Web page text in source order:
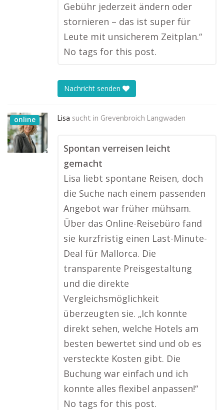
Gebühr jederzeit ändern oder
stornieren – das ist super für
Leute mit unsicherem Zeitplan.“
No tags for this post.
Nachricht senden
online Lisa sucht in Grevenbroich Langwaden
Spontan verreisen leicht
gemacht
Lisa liebt spontane Reisen, doch
die Suche nach einem passenden
Angebot war früher mühsam.
Über das Online-Reisebüro fand
sie kurzfristig einen Last-Minute-
Deal für Mallorca. Die
transparente Preisgestaltung
und die direkte
Vergleichsmöglichkeit
überzeugten sie. „Ich konnte
direkt sehen, welche Hotels am
besten bewertet sind und ob es
versteckte Kosten gibt. Die
Buchung war einfach und ich
konnte alles flexibel anpassen!“
No tags for this post.